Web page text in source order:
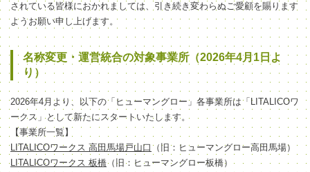
されている皆様におかれましては、引き続き変わらぬご愛顧を賜ります
ようお願い申し上げます。
名称変更・運営統合の対象事業所（2026年4月1日よ
り）
2026年4月より、以下の「ヒューマングロー」各事業所は「LITALICOワ
ークス」として新たにスタートいたします。
【事業所一覧】
LITALICOワークス 高田馬場戸山口 （旧：ヒューマングロー高田馬場）
LITALICOワークス 板橋（旧：ヒューマングロー板橋）